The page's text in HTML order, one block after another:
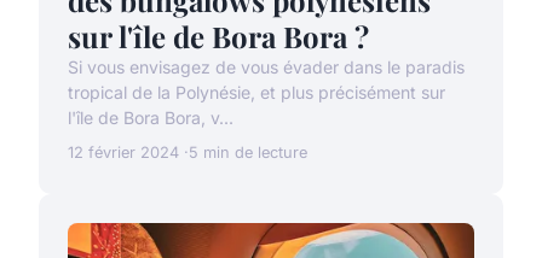
sur l'île de Bora Bora ?
Si vous envisagez de vous évader dans le paradis
tropical de la Polynésie, et plus précisément sur
l'île de Bora Bora, v...
12 février 2024 5 min de lecture